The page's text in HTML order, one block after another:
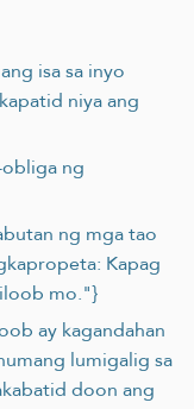
isa sa inyo
niya ang
ng
ng mga tao
Kapag
mo."}
ay kagandahan
lumigalig sa
doon ang